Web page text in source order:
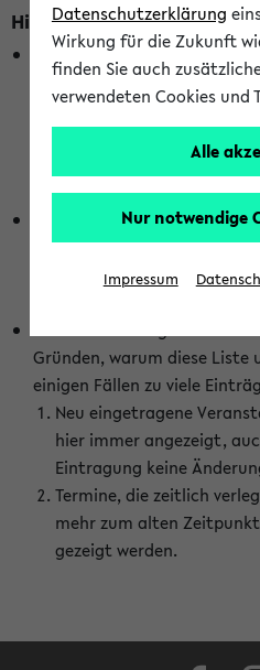
Hinweise zur Liste der
In dieser Liste werden nur
berücksichtigt, die gerade
Stunden stattfinden.
wurden. Die Anzeige ist
abhängig vom im eKVV
Die hier gezeigte Liste von
vollständig sein, wenn den
die Änderungen zeitnah
Gründen, warum diese Liste
einigen Fällen zu viele
Neu eingetragene
hier immer angezeigt,
Eintragung keine
Termine, die zeitlich
mehr zum alten
gezeigt werden.
Datenschutzerklärung
Wirkung für die Zukunft
finden Sie auch
verwendeten Cookies und
Alle
Nur notwendige
Impressum